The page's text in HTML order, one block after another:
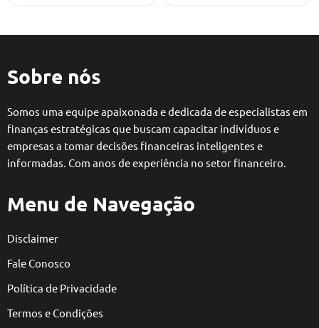
Sobre nós
Somos uma equipe apaixonada e dedicada de especialistas em
finanças estratégicas que buscam capacitar indivíduos e
empresas a tomar decisões financeiras inteligentes e
informadas. Com anos de experiência no setor financeiro.
Menu de Navegação
Disclaimer
Fale Conosco
Política de Privacidade
Termos e Condições